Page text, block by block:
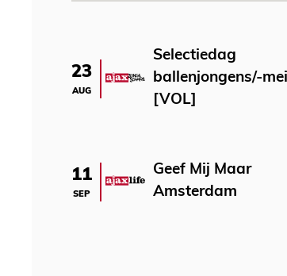
23
AUG
Selectiedag
ballenjongens/-
[VOL]
11
SEP
Geef Mij Maar
Amsterdam